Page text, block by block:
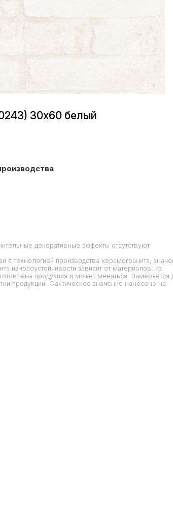
30х60 белый
декоративные эффекты отсутствуют
с технологией производства керамогранита,
износоустойчивости зависит от материалов, из
продукция и может меняться. Замеряется
продукции. Фактическое значение нанесено на